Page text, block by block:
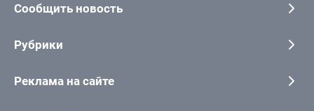
Сообщить новость
Рубрики
Реклама на сайте